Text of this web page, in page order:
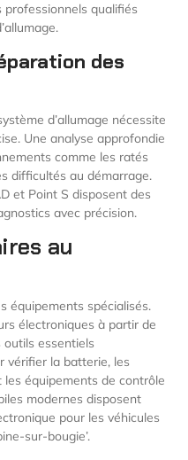
qualifiés
des
d’allumage nécessite
Une analyse approfondie
comme les ratés
difficultés au démarrage.
et Point S disposent des
avec précision.
au
équipements spécialisés.
électroniques à partir de
outils essentiels
vérifier la batterie, les
les équipements de contrôle
modernes disposent
pour les véhicules
sur-bougie’.